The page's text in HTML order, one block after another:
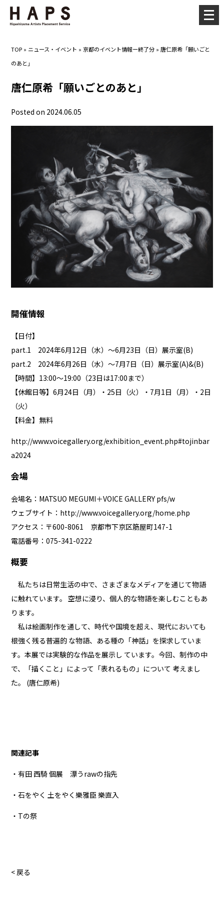
TOP » ニュース・イベント »京都のイベント情報ー終了分 »唐仁原希「願いごと
のあと」
唐仁原希「願いごとのあと」
Posted on 2024.06.05
開催情報
【日付】
part.1 2024年6月12日（水）～6月23日（日）展示室(B)
part.2 2024年6月26日（水）～7月7日（日）展示室(A)&(B)
【時間】13:00〜19:00（23日は17:00まで）
【休館日等】6月24日（月）・25日（火）・7月1日（月）・2日
（火）
【料金】無料
http://www.voicegallery.org/exhibition_event.php#tojinbar
a2024
会場
会場名：MATSUO MEGUMI＋VOICE GALLERY pfs/w
ウェブサイト： http://www.voicegallery.org/home.php
アクセス：〒600-8061 京都市下京区筋屋町147-1
電話番号：075-341-0222
概要
私たちは日常生活の中で、さまざまなメディアを通じて物語
に触れています。 空想に浸り、個人的な物語を楽しむこともあ
ります。
私は絵画制作を通して、時代や国境を超え、現代においても
根強く残る普遍的 な物語、ある種の「神話」を探求していま
す。本展では実験的な作品を展示し ています。今回、制作の中
で、「描くこと」によって「表れるもの」について 考えまし
た。 (唐仁原希)
関連記事
・有田 西騎 個展 漂うrawの指先
・石をやく 土をやく樂雅臣 樂直入
・Tの祭
< 戻る
メ
ニ
ー